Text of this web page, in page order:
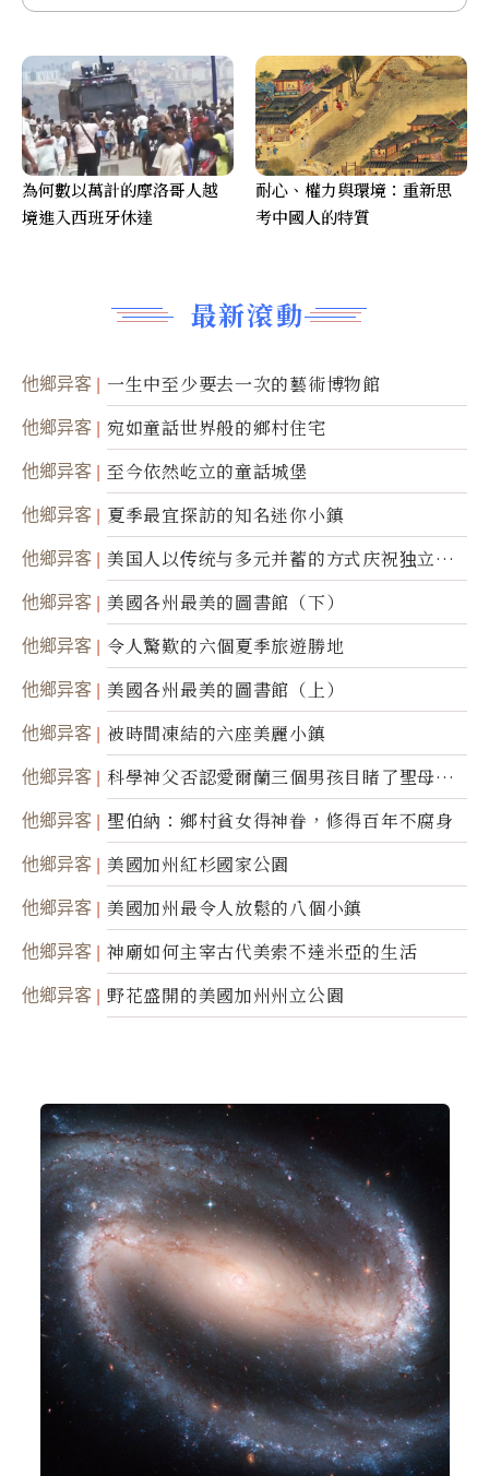
最新滾動
他鄉异客 一生中至少要去一次的藝術博物館
他鄉异客 宛如童話世界般的鄉村住宅
他鄉异客 至今依然屹立的童話城堡
他鄉异客 夏季最宜探訪的知名迷你小鎮
他鄉异客
美国人以传统与多元并蓄的方式庆祝独立日2
50周年
他鄉异客 美國各州最美的圖書館（下）
他鄉异客 令人驚歎的六個夏季旅遊勝地
他鄉异客 美國各州最美的圖書館（上）
他鄉异客 被時間凍結的六座美麗小鎮
他鄉异客
科學神父否認愛爾蘭三個男孩目睹了聖母顯
靈
他鄉异客 聖伯納：鄉村貧女得神眷，修得百年不腐身
他鄉异客 美國加州紅杉國家公園
他鄉异客 美國加州最令人放鬆的八個小鎮
他鄉异客 神廟如何主宰古代美索不達米亞的生活
他鄉异客 野花盛開的美國加州州立公園
為何數以萬計的摩洛哥人越
境進入西班牙休達
耐心、權力與環境：重新思
考中國人的特質